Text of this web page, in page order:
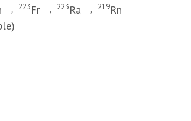
→ 223Fr → 223Ra → 219Rn